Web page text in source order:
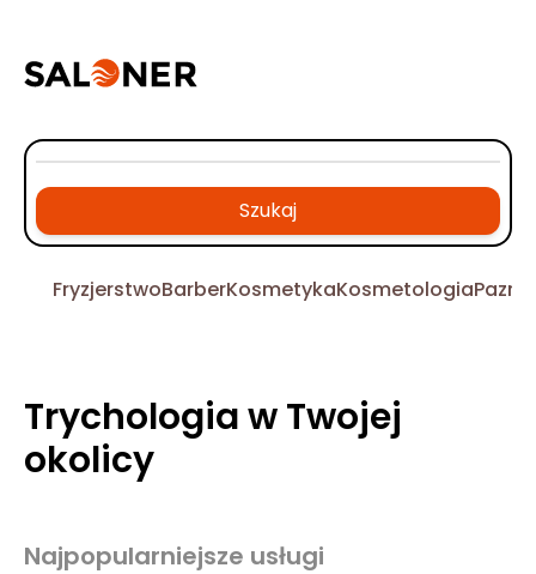
Szukaj
FryzjerstwoBarberKosmetykaKosmetologia
Trychologia w Twojej
okolicy
Najpopularniejsze usługi